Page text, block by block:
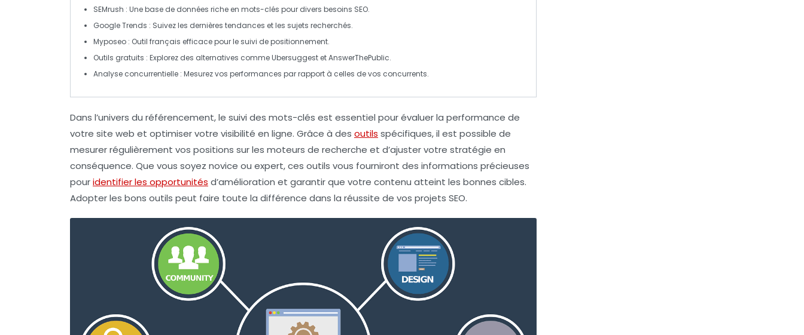
SEMrush : Une base de données riche en mots-clés pour divers besoins SEO.
Google Trends : Suivez les dernières tendances et les sujets recherchés.
Myposeo : Outil français efficace pour le suivi de positionnement.
Outils gratuits : Explorez des alternatives commeUbersuggest etAnswerThePublic.
Analyse concurrentielle : Mesurez vos performances par rapport à celles de vos concurrents.
Dans l’univers du référencement, le suivi des mots-clés est essentiel pour évaluer la performance de
votre site web et optimiser votre visibilité en ligne. Grâce à des outils spécifiques, il est possible de
mesurer régulièrement vos positions sur les moteurs de recherche et d’ajuster votre stratégie en
conséquence. Que vous soyez novice ou expert, ces outils vous fourniront des informations précieuses
pouridentifier les opportunités d’amélioration et garantir que votre contenu atteint les bonnes cibles.
Adopter les bons outils peut faire toute la différence dans la réussite de vos projets SEO.